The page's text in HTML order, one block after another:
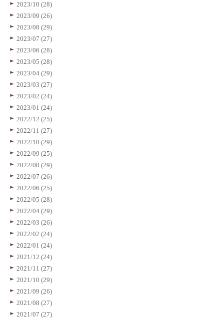
2023/10 (28)
2023/09 (26)
2023/08 (29)
2023/07 (27)
2023/06 (28)
2023/05 (28)
2023/04 (29)
2023/03 (27)
2023/02 (24)
2023/01 (24)
2022/12 (25)
2022/11 (27)
2022/10 (29)
2022/09 (25)
2022/08 (29)
2022/07 (26)
2022/06 (25)
2022/05 (28)
2022/04 (29)
2022/03 (26)
2022/02 (24)
2022/01 (24)
2021/12 (24)
2021/11 (27)
2021/10 (29)
2021/09 (26)
2021/08 (27)
2021/07 (27)